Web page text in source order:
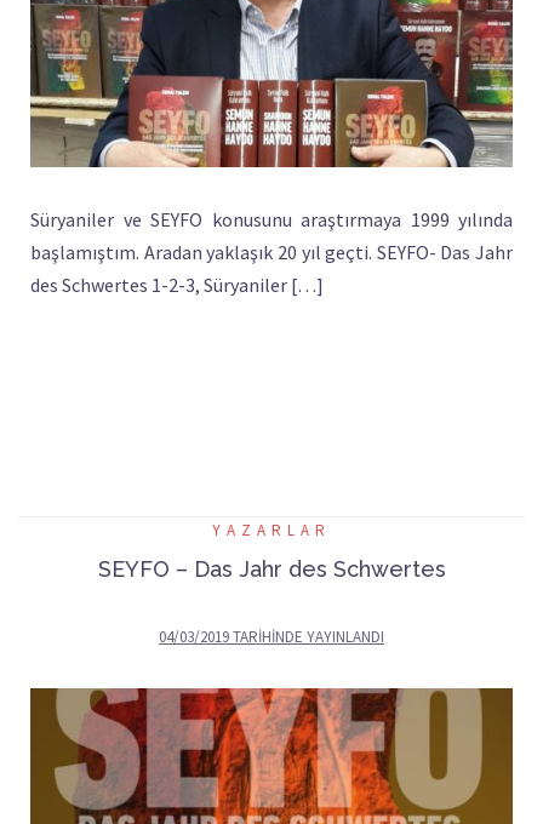
Süryaniler ve SEYFO konusunu araştırmaya 1999 yılında
başlamıştım. Aradan yaklaşık 20 yıl geçti. SEYFO- Das Jahr
des Schwertes 1-2-3, Süryaniler […]
YAZARLAR
SEYFO – Das Jahr des Schwertes
04/03/2019TARIHINDE YAYINLANDI